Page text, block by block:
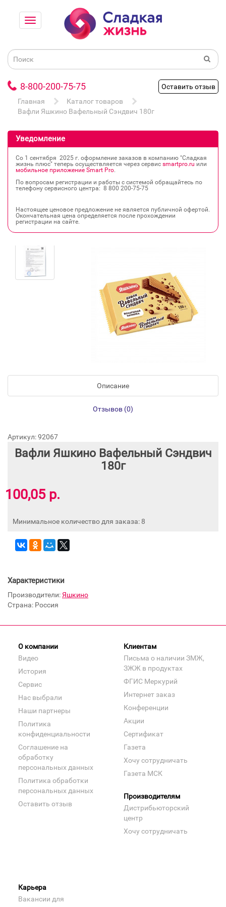
8-800-200-75-75
Оставить отзыв
Главная
Каталог товаров
Вафли Яшкино Вафельный Сэндвич 180г
Уведомление
Со 1 сентября 2025 г. оформление заказов в компанию "Сладкая
жизнь плюс" теперь осуществляется через сервис smartpro.ru или
мобильное приложение Smart Pro.
По вопросам регистрации и работы с системой обращайтесь по
телефону сервисного центра: 8 800 200‐75‐75
Настоящее ценовое предложение не является публичной офертой.
Окончательная цена определяется после прохождении
регистрации на сайте.
Описание
Отзывов (0)
Артикул: 92067
Вафли Яшкино Вафельный Сэндвич
180г
100,05 р.
Минимальное количество для заказа: 8
Характеристики
Производители: Яшкино
Страна: Россия
О компании
Видео
История
Сервис
Нас выбрали
Наши партнеры
Политика
конфиденциальности
Соглашение на
обработку
персональных данных
Политика обработки
персональных данных
Оставить отзыв
Клиентам
Письма о наличии ЗМЖ,
ЗЖЖ в продуктах
ФГИС Меркурий
Интернет заказ
Конференции
Акции
Сертификат
Газета
Хочу сотрудничать
Газета МСК
Производителям
Дистрибьюторский
центр
Хочу сотрудничать
Карьера
Вакансии для